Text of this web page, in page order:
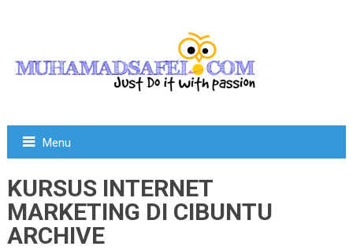
Menu
KURSUS INTERNET
MARKETING DI CIBUNTU
ARCHIVE